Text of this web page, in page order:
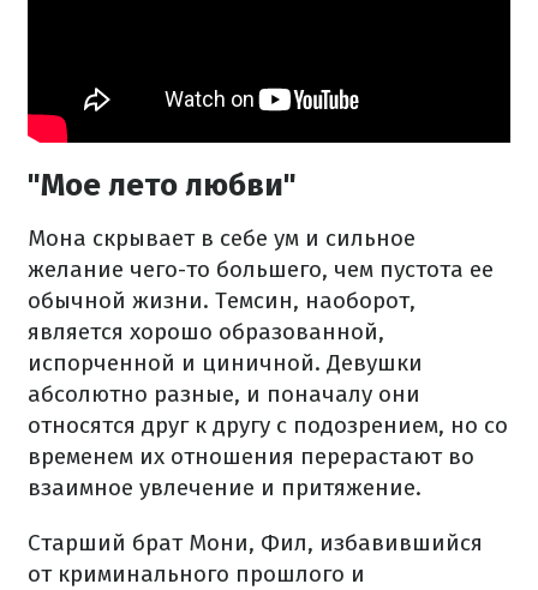
"Мое лето любви"
Мона скрывает в себе ум и сильное
желание чего-то большего, чем пустота ее
обычной жизни. Темсин, наоборот,
является хорошо образованной,
испорченной и циничной. Девушки
абсолютно разные, и поначалу они
относятся друг к другу с подозрением, но со
временем их отношения перерастают во
взаимное увлечение и притяжение.
Старший брат Мони, Фил, избавившийся
от криминального прошлого и